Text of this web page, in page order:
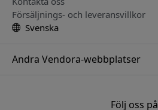
Försäljnings- och leveransvillkor
Svenska
Andra Vendora-webbplatser
Följ oss på